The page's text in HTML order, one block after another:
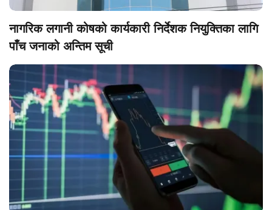
नागरिक लगानी कोषको कार्यकारी निर्देशक नियुक्तिका लागि
पाँच जनाको अन्तिम सूची